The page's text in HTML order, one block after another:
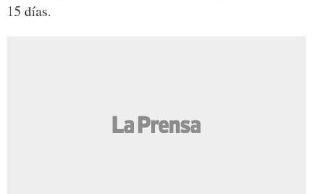
15 días.